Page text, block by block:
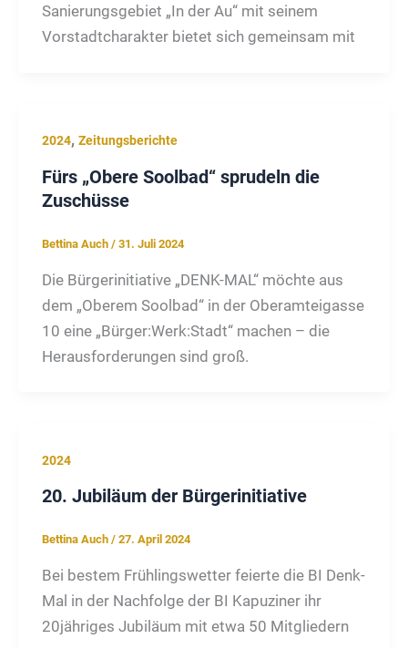
Sanierungsgebiet „In der Au“ mit seinem
Vorstadtcharakter bietet sich gemeinsam mit
2024, Zeitungsberichte
Fürs „Obere Soolbad“ sprudeln die
Zuschüsse
Bettina Auch / 31. Juli 2024
Die Bürgerinitiative „DENK-MAL“ möchte aus
dem „Oberem Soolbad“ in der Oberamteigasse
10 eine „Bürger:Werk:Stadt“ machen – die
Herausforderungen sind groß.
2024
20. Jubiläum der Bürgerinitiative
Bettina Auch / 27. April 2024
Bei bestem Frühlingswetter feierte die BI Denk-
Mal in der Nachfolge der BI Kapuziner ihr
20jähriges Jubiläum mit etwa 50 Mitgliedern